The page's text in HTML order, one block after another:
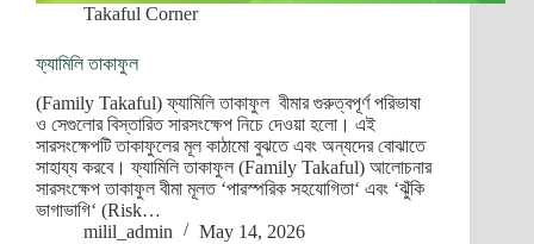
Takaful Corner
ফ্যামিলি তাকাফুল
(Family Takaful) ফ্যামিলি তাকাফুল বীমার গুরুত্বপূর্ণ পরিভাষা
ও সেগুলোর বিস্তারিত সারসংক্ষেপ নিচে দেওয়া হলো। এই
সারসংক্ষেপটি তাকাফুলের মূল কাঠামো বুঝতে এবং অন্যদের বোঝাতে
সাহায্য করবে। ফ্যামিলি তাকাফুল (Family Takaful) আলোচনার
সারসংক্ষেপ তাকাফুল বীমা মূলত ‘পারস্পরিক সহযোগিতা‘ এবং ‘ঝুঁকি
ভাগাভাগি‘ (Risk…
milil_admin
May 14, 2026